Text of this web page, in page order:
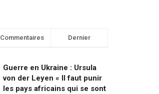
Commentaires Dernier
Guerre en Ukraine : Ursula
von der Leyen « Il faut punir
les pays africains qui se sont